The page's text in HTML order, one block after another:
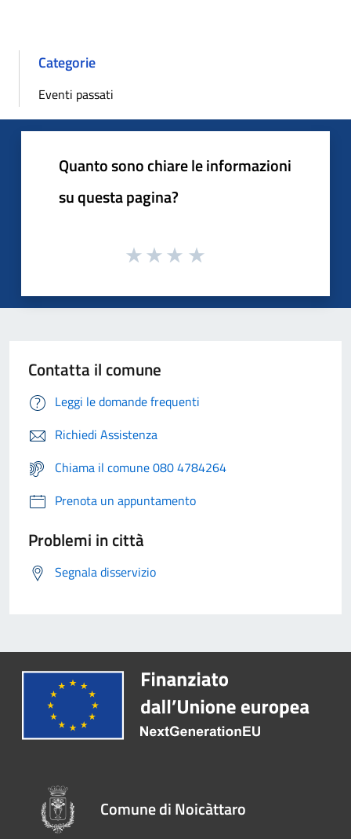
Categorie
Eventi passati
Quanto sono chiare le informazioni
su questa pagina?
Contatta il comune
Leggi le domande frequenti
Richiedi Assistenza
Chiama il comune 080 4784264
Prenota un appuntamento
Problemi in città
Segnala disservizio
Comune di Noicàttaro